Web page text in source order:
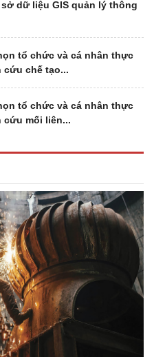
dữ liệu GIS quản lý thông
tổ chức và cá nhân thực
cứu chế tạo...
tổ chức và cá nhân thực
cứu mối liên...